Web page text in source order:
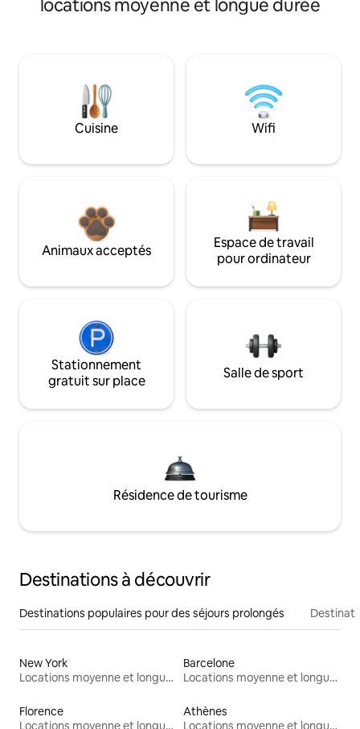
locations moyenne et longue durée
Cuisine Wifi
Animaux acceptés
Espace de travail
pour ordinateur
Stationnement
gratuit sur place
Salle de sport
Résidence de tourisme
Destinations à découvrir
Destinations populaires pour des séjours prolongés
New York
Locations moyenne et longue durée
Barcelone
Locations moyenne et longue durée
Florence
Locations moyenne et longue durée
Athènes
Locations moyenne et longue durée